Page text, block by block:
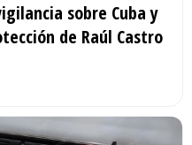
sobre Cuba y
de Raúl Castro